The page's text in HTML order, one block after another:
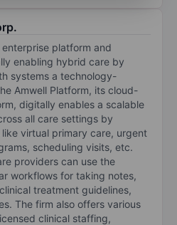
enterprise platform and
enabling hybrid care by
systems a technology-
Amwell Platform, its cloud-
digitally enables a scalable
all care settings by
virtual primary care, urgent
scheduling visits, etc.
providers can use the
workflows for taking notes,
treatment guidelines,
The firm also offers various
clinical staffing,